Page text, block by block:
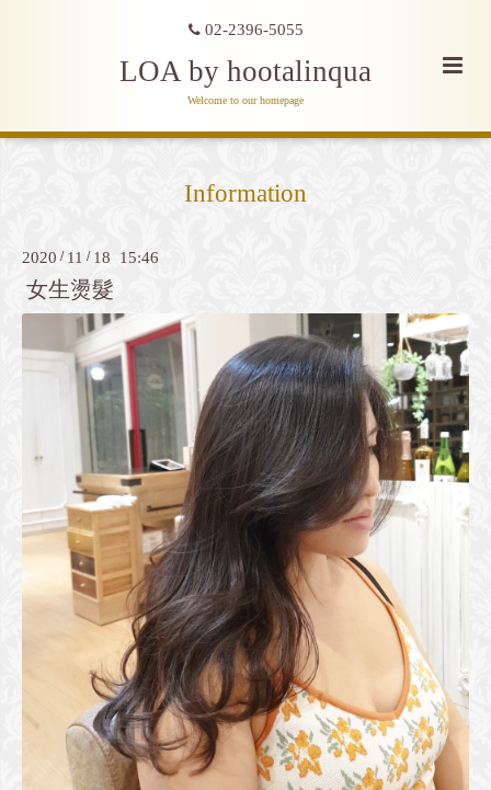
02-2396-5055
LOA by hootalinqua
Welcome to our homepage
Information
2020 / 11 / 18 15:46
女生燙髮